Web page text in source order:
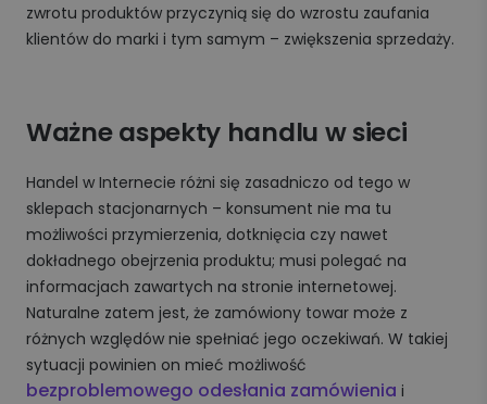
zwrotu produktów przyczynią się do wzrostu zaufania
klientów do marki i tym samym – zwiększenia sprzedaży.
Ważne aspekty handlu w sieci
Handel w Internecie różni się zasadniczo od tego w
sklepach stacjonarnych – konsument nie ma tu
możliwości przymierzenia, dotknięcia czy nawet
dokładnego obejrzenia produktu; musi polegać na
informacjach zawartych na stronie internetowej.
Naturalne zatem jest, że zamówiony towar może z
różnych względów nie spełniać jego oczekiwań. W takiej
sytuacji powinien on mieć możliwość
bezproblemowego odesłania zamówienia i